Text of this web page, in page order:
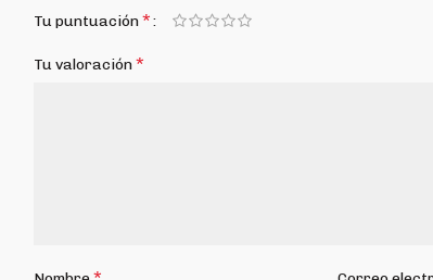
Tu puntuación*
Tu valoración*